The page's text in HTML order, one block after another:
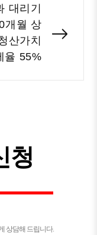
대리기
개월 상
산가치
율 55%
청
상담해 드립니다.